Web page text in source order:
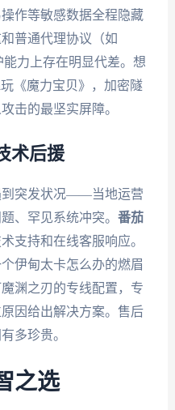
作等敏感数据全程隐藏
普通代理协议（如
能力上存在明显代差。想
《魔力宝贝》，加密隧
击的最坚实屏障。
术后援
到突发状况——当地运营
、罕见系统冲突。 番茄
支持和在线客服响应。
伊甸太卡怎么办的燃眉
渊之刃的专线配置，专
因给出解决方案。售后
多珍贵。
之选